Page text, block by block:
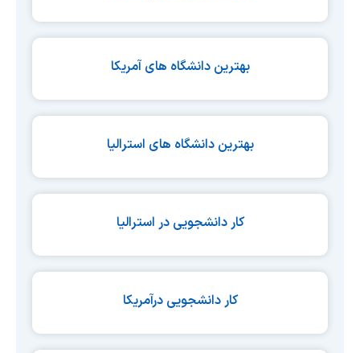
بهترین دانشگاه های آمریکا
بهترین دانشگاه های استرالیا
کار دانشجویی در استرالیا
کار دانشجویی درآمریکا